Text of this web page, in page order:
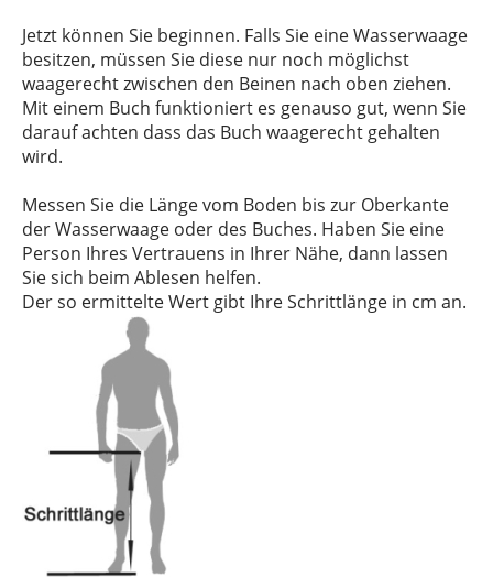
Jetzt können Sie beginnen. Falls Sie eine Wasserwaage
besitzen, müssen Sie diese nur noch möglichst
waagerecht zwischen den Beinen nach oben ziehen.
Mit einem Buch funktioniert es genauso gut, wenn Sie
darauf achten dass das Buch waagerecht gehalten
wird.
Messen Sie die Länge vom Boden bis zur Oberkante
der Wasserwaage oder des Buches. Haben Sie eine
Person Ihres Vertrauens in Ihrer Nähe, dann lassen
Sie sich beim Ablesen helfen.
Der so ermittelte Wert gibt Ihre Schrittlänge in cm an.